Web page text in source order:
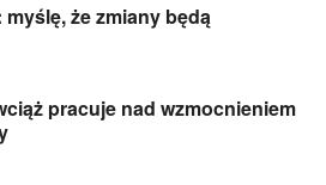
że zmiany będą
pracuje nad wzmocnieniem